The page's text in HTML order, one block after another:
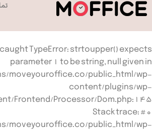
TypeError: strtoupper() expects
parameter 1 to be string, null given in
moveyouroffice.co/public_html/wp-
content/plugins/wp-
Frontend/Processor/Dom.php:145
Stack trace: #0
moveyouroffice.co/public_html/wp-